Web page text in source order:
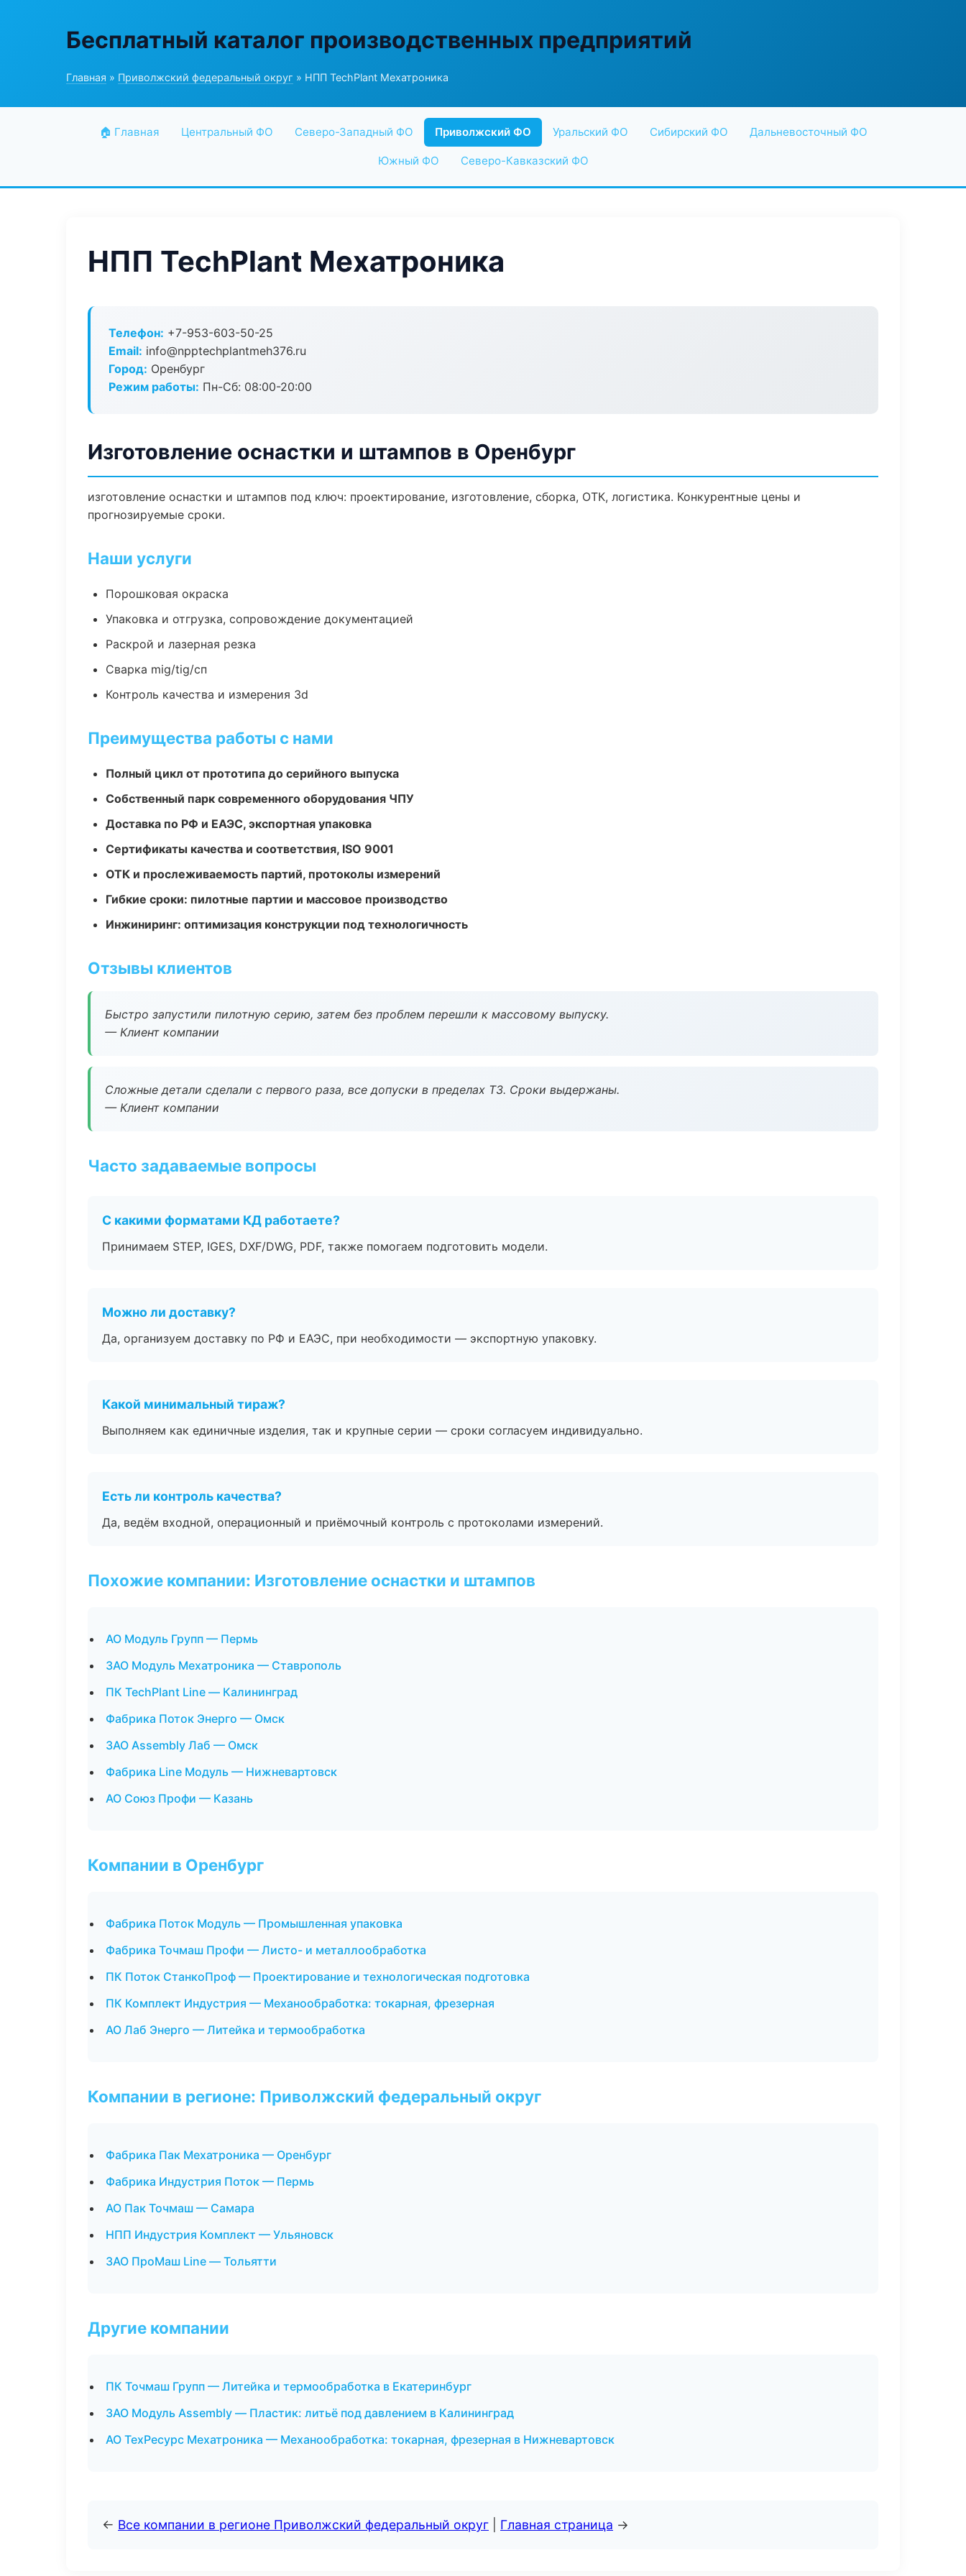
Бесплатный каталог производственных предприятий
Главная » Приволжский федеральный округ » НПП TechPlant Мехатроника
🏠 Главная Центральный ФО Северо-Западный ФО Приволжский ФО Уральский ФО Сибирский ФО Дальневосточный ФО
Южный ФО Северо-Кавказский ФО
НПП TechPlant Мехатроника
Телефон: +7-953-603-50-25
Email: info@npptechplantmeh376.ru
Город: Оренбург
Режим работы: Пн-Сб: 08:00-20:00
Изготовление оснастки и штампов в Оренбург
изготовление оснастки и штампов под ключ: проектирование, изготовление, сборка, ОТК, логистика. Конкурентные цены и
прогнозируемые сроки.
Наши услуги
Порошковая окраска
Упаковка и отгрузка, сопровождение документацией
Раскрой и лазерная резка
Сварка mig/tig/сп
Контроль качества и измерения 3d
Преимущества работы с нами
Полный цикл от прототипа до серийного выпуска
Собственный парк современного оборудования ЧПУ
Доставка по РФ и ЕАЭС, экспортная упаковка
Сертификаты качества и соответствия, ISO 9001
ОТК и прослеживаемость партий, протоколы измерений
Гибкие сроки: пилотные партии и массовое производство
Инжиниринг: оптимизация конструкции под технологичность
Отзывы клиентов
Быстро запустили пилотную серию, затем без проблем перешли к массовому выпуску.
— Клиент компании
Сложные детали сделали с первого раза, все допуски в пределах ТЗ. Сроки выдержаны.
— Клиент компании
Часто задаваемые вопросы
С какими форматами КД работаете?
Принимаем STEP, IGES, DXF/DWG, PDF, также помогаем подготовить модели.
Можно ли доставку?
Да, организуем доставку по РФ и ЕАЭС, при необходимости — экспортную упаковку.
Какой минимальный тираж?
Выполняем как единичные изделия, так и крупные серии — сроки согласуем индивидуально.
Есть ли контроль качества?
Да, ведём входной, операционный и приёмочный контроль с протоколами измерений.
Похожие компании: Изготовление оснастки и штампов
АО Модуль Групп — Пермь
ЗАО Модуль Мехатроника — Ставрополь
ПК TechPlant Line — Калининград
Фабрика Поток Энерго — Омск
ЗАО Assembly Лаб — Омск
Фабрика Line Модуль — Нижневартовск
АО Союз Профи — Казань
Компании в Оренбург
Фабрика Поток Модуль — Промышленная упаковка
Фабрика Точмаш Профи — Листо- и металлообработка
ПК Поток СтанкоПроф — Проектирование и технологическая подготовка
ПК Комплект Индустрия — Механообработка: токарная, фрезерная
АО Лаб Энерго — Литейка и термообработка
Компании в регионе: Приволжский федеральный округ
Фабрика Пак Мехатроника — Оренбург
Фабрика Индустрия Поток — Пермь
АО Пак Точмаш — Самара
НПП Индустрия Комплект — Ульяновск
ЗАО ПроМаш Line — Тольятти
Другие компании
ПК Точмаш Групп — Литейка и термообработка в Екатеринбург
ЗАО Модуль Assembly — Пластик: литьё под давлением в Калининград
АО ТехРесурс Мехатроника — Механообработка: токарная, фрезерная в Нижневартовск
← Все компании в регионе Приволжский федеральный округ Главная страница →